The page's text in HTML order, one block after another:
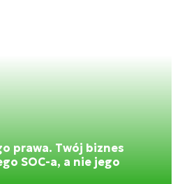
prawa. Twój biznes
SOC-a, a nie jego